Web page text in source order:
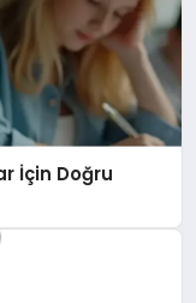
İçin Doğru